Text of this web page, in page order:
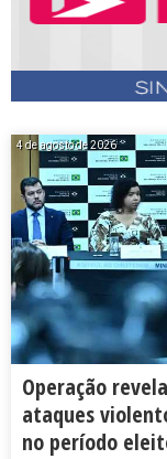
4 de agosto de 2026
Operação
ataques
no período